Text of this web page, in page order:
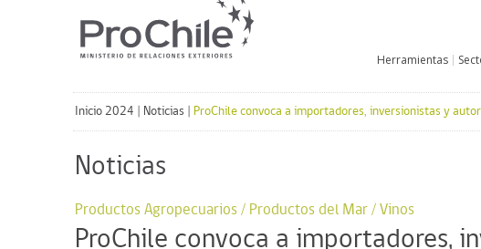
Herramientas
Inicio 2024 Noticias ProChile convoca a importadores, inversionistas y
Noticias
Productos Agropecuarios / Productos del Mar / Vinos
ProChile convoca a importadores,